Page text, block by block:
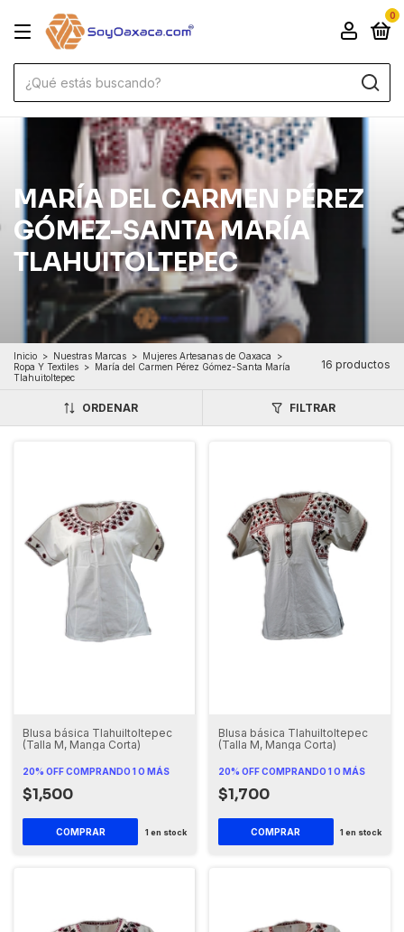
0
MARÍA DEL CARMEN PÉREZ
GÓMEZ-SANTA MARÍA
TLAHUITOLTEPEC
Inicio > Nuestras Marcas > Mujeres Artesanas de Oaxaca
>
Ropa Y Textiles > María del Carmen Pérez Gómez-Santa María
Tlahuitoltepec
16 productos
ORDENAR FILTRAR
Blusa básica Tlahuiltoltepec
(Talla M, Manga Corta)
20% OFFCOMPRANDO 1 O MÁS
$1,500
1 en stock
Blusa básica Tlahuiltoltepec
(Talla M, Manga Corta)
20% OFF COMPRANDO 1 O MÁS
$1,700
1 en stock